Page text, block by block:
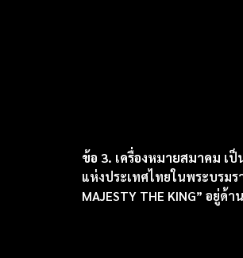
ข้อ 3. เครื่องหมายสมาคม เป็
แห่งประเทศไทยในพระบรมรา
MAJESTY THE KING” อยู่